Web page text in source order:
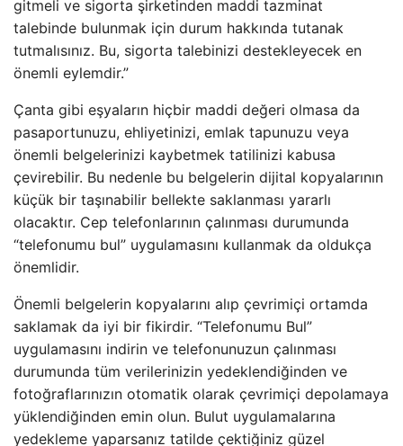
gitmeli ve sigorta şirketinden maddi tazminat
talebinde bulunmak için durum hakkında tutanak
tutmalısınız. Bu, sigorta talebinizi destekleyecek en
önemli eylemdir.”
Çanta gibi eşyaların hiçbir maddi değeri olmasa da
pasaportunuzu, ehliyetinizi, emlak tapunuzu veya
önemli belgelerinizi kaybetmek tatilinizi kabusa
çevirebilir. Bu nedenle bu belgelerin dijital kopyalarının
küçük bir taşınabilir bellekte saklanması yararlı
olacaktır. Cep telefonlarının çalınması durumunda
“telefonumu bul” uygulamasını kullanmak da oldukça
önemlidir.
Önemli belgelerin kopyalarını alıp çevrimiçi ortamda
saklamak da iyi bir fikirdir. “Telefonumu Bul”
uygulamasını indirin ve telefonunuzun çalınması
durumunda tüm verilerinizin yedeklendiğinden ve
fotoğraflarınızın otomatik olarak çevrimiçi depolamaya
yüklendiğinden emin olun. Bulut uygulamalarına
yedekleme yaparsanız tatilde çektiğiniz güzel